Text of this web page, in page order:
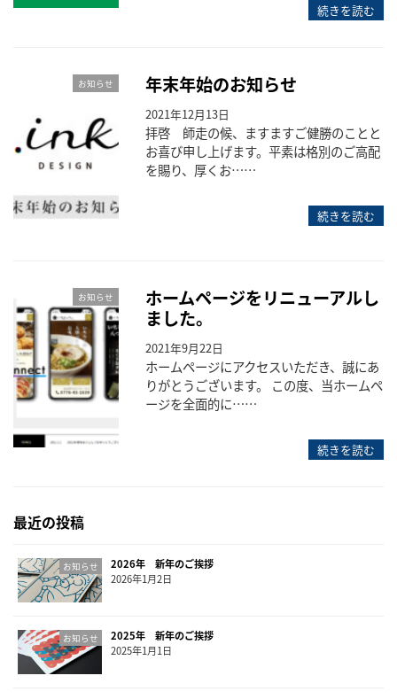
続きを読む
お知らせ 年末年始のお知らせ
2021年12月13日
拝啓 師走の候、ますますご健勝のことと
お喜び申し上げます。平素は格別のご高配
を賜り、厚くお……
続きを読む
お知らせ
ホームページをリニューアルし
ました。
2021年9月22日
ホームページにアクセスいただき、誠にあ
りがとうございます。 この度、当ホームペ
ージを全面的に……
続きを読む
最近の投稿
お知らせ
2026年 新年のご挨拶
2026年1月2日
お知らせ
2025年 新年のご挨拶
2025年1月1日